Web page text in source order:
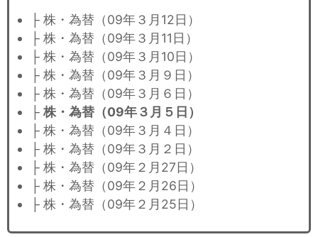
├ 株・為替（09年３月12日）
├ 株・為替（09年３月11日）
├ 株・為替（09年３月10日）
├ 株・為替（09年３月９日）
├ 株・為替（09年３月６日）
├ 株・為替（09年３月５日）
├ 株・為替（09年３月４日）
├ 株・為替（09年３月２日）
├ 株・為替（09年２月27日）
├ 株・為替（09年２月26日）
├ 株・為替（09年２月25日）